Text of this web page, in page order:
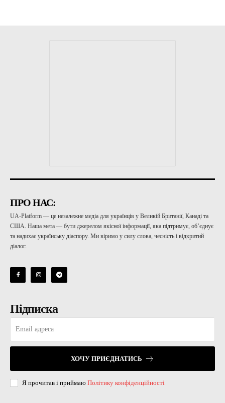
ПРО НАС:
UA-Platform — це незалежне медіа для українців у Великій Британії, Канаді та
США. Наша мета — бути джерелом якісної інформації, яка підтримує, об’єднує
та надихає українську діаспору. Ми віримо у силу слова, чесність і відкритий
діалог.
Підписка
ХОЧУ ПРИЄДНАТИСЬ
Я прочитав і приймаю Політику конфіденційності